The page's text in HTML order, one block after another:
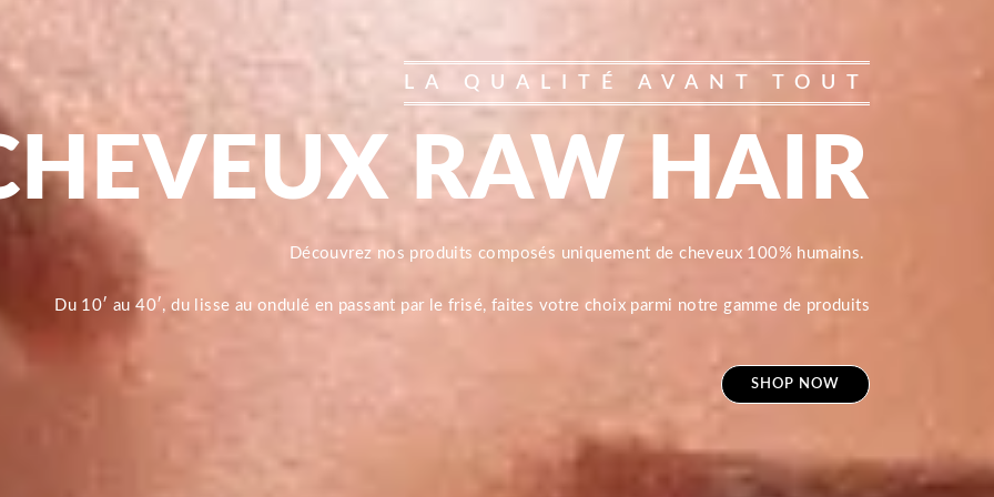
LA QUALITÉ AVANT TOUT
RAW HAIR
Découvrez nos produits composés uniquement de cheveux 100% humains.
Du 10′ au 40′, du lisse au ondulé en passant par le frisé, faites votre choix parmi notre gamme de produits
SHOP NOW